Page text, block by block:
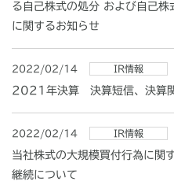
る自己株式の処分 および自己株
に関するお知らせ
2022/02/14 IR情報
2021年決算 決算短信、決算
2022/02/14 IR情報
当社株式の大規模買付行為に関
継続について